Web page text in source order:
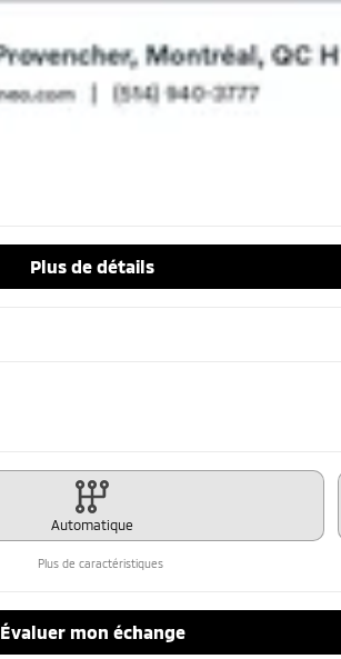
Plus de détails
Automatique
Plus de caractéristiques
Évaluer mon échange